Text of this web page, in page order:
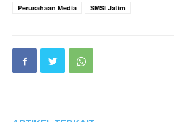
Perusahaan Media
SMSI Jatim